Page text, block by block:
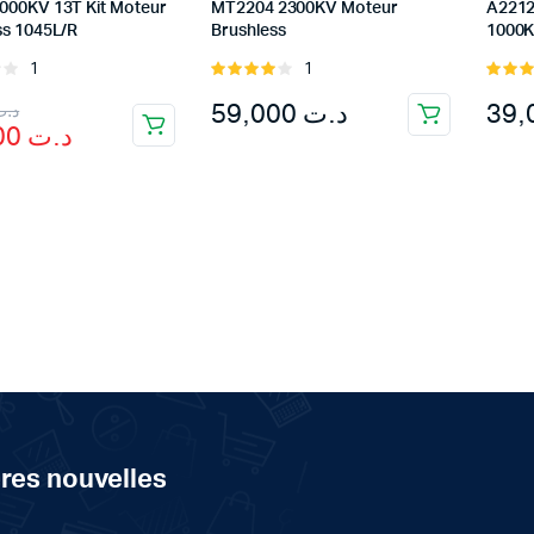
13T Kit Moteur
1045L/R
Rated
1
د.ت
MT2204 2300KV Moteur
Brushless
Rated
of 5
1
د.ت
out of
nouvelles